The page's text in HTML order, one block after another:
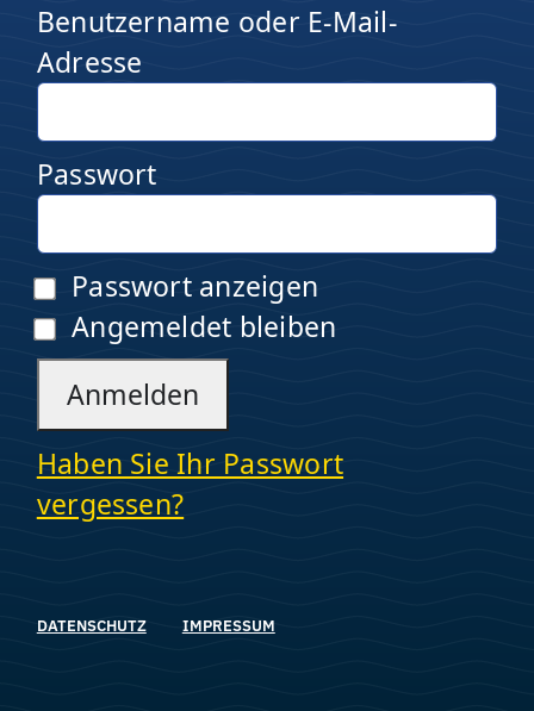
DATENSCHUTZ IMPRESSUM
Benutzername oder E-Mail-
Adresse
Passwort
Passwort anzeigen
Angemeldet bleiben
Haben Sie Ihr Passwort
vergessen?